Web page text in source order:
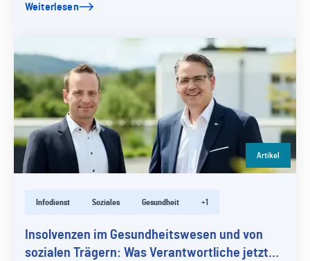
Weiterlesen
Artikel
Infodienst Soziales Gesundheit +1
Insolvenzen im Gesundheitswesen und von
sozialen Trägern: Was Verantwortliche jetzt